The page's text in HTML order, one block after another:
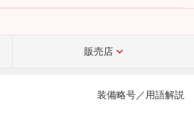
ちら
販売店
装備略号／用語解説